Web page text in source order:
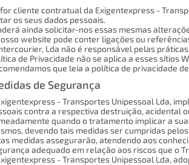
cliente contratual da Exigentexpress -
os seus dados pessoais.
ainda solicitar-nos essas mesmas
website pode conter ligações ou
Lda não é responsável pelas
de Privacidade não se aplica a esses sítios
que leia a política de privacidade
de Segurança
- Transportes Unipessoal Lda,
contra a respectiva destruição, acidental
quando o tratamento implicar a
devendo tais medidas ser cumpridas
medidas assegurarão, atendendo aos
adequado em relação aos riscos que o
- Transportes Unipessoal Lda,